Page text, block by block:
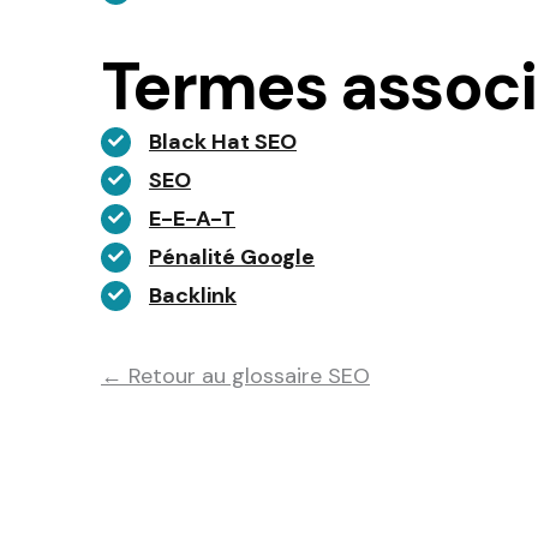
Termes
Black Hat SEO
SEO
E-E-A-T
Pénalité Google
Backlink
← Retour au glossaire SEO